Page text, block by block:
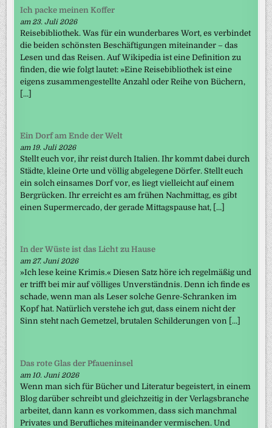
Ich packe meinen Koffer
am 23. Juli 2026
Reisebibliothek. Was für ein wunderbares Wort, es verbindet
die beiden schönsten Beschäftigungen miteinander – das
Lesen und das Reisen. Auf Wikipedia ist eine Definition zu
finden, die wie folgt lautet: »Eine Reisebibliothek ist eine
eigens zusammengestellte Anzahl oder Reihe von Büchern,
[…]
Ein Dorf am Ende der Welt
am 19. Juli 2026
Stellt euch vor, ihr reist durch Italien. Ihr kommt dabei durch
Städte, kleine Orte und völlig abgelegene Dörfer. Stellt euch
ein solch einsames Dorf vor, es liegt vielleicht auf einem
Bergrücken. Ihr erreicht es am frühen Nachmittag, es gibt
einen Supermercado, der gerade Mittagspause hat, […]
In der Wüste ist das Licht zu Hause
am 27. Juni 2026
»Ich lese keine Krimis.« Diesen Satz höre ich regelmäßig und
er trifft bei mir auf völliges Unverständnis. Denn ich finde es
schade, wenn man als Leser solche Genre-Schranken im
Kopf hat. Natürlich verstehe ich gut, dass einem nicht der
Sinn steht nach Gemetzel, brutalen Schilderungen von […]
Das rote Glas der Pfaueninsel
am 10. Juni 2026
Wenn man sich für Bücher und Literatur begeistert, in einem
Blog darüber schreibt und gleichzeitig in der Verlagsbranche
arbeitet, dann kann es vorkommen, dass sich manchmal
Privates und Berufliches miteinander vermischen. Und